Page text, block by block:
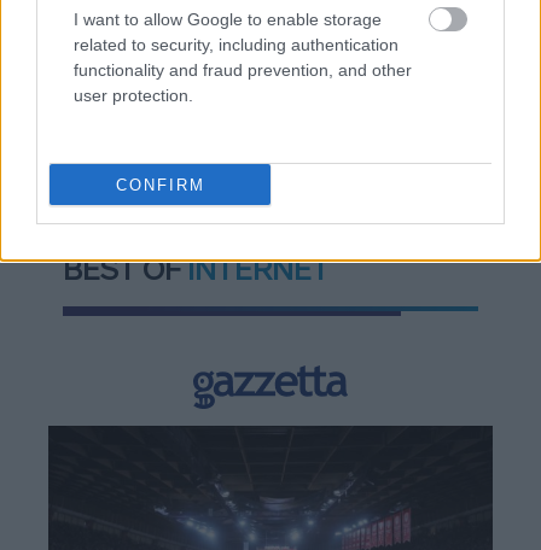
I want to allow Google to enable storage
related to security, including authentication
functionality and fraud prevention, and other
user protection.
CONFIRM
BEST OFINTERNET